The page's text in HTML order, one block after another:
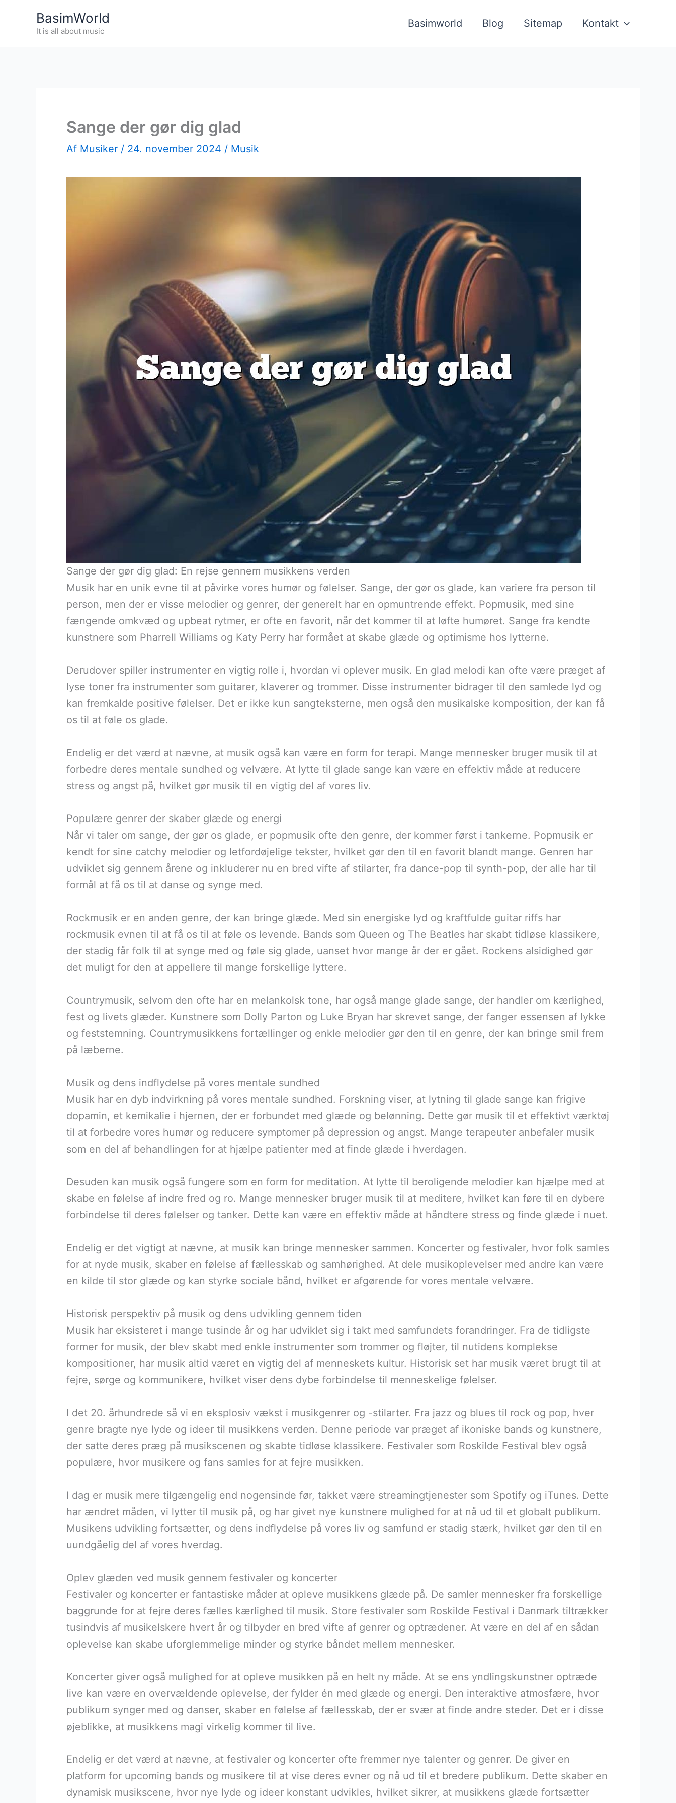
BasimWorld
It is all about music
Basimworld Blog Sitemap Kontakt
Sange der gør dig glad
Af Musiker / 24. november 2024 / Musik
Sange der gør dig glad: En rejse gennem musikkens verden
Musik har en unik evne til at påvirke vores humør og følelser. Sange, der gør os glade, kan variere fra person til
person, men der er visse melodier og genrer, der generelt har en opmuntrende effekt. Popmusik, med sine
fængende omkvæd og upbeat rytmer, er ofte en favorit, når det kommer til at løfte humøret. Sange fra kendte
kunstnere som Pharrell Williams og Katy Perry har formået at skabe glæde og optimisme hos lytterne.
Derudover spiller instrumenter en vigtig rolle i, hvordan vi oplever musik. En glad melodi kan ofte være præget af
lyse toner fra instrumenter som guitarer, klaverer og trommer. Disse instrumenter bidrager til den samlede lyd og
kan fremkalde positive følelser. Det er ikke kun sangteksterne, men også den musikalske komposition, der kan få
os til at føle os glade.
Endelig er det værd at nævne, at musik også kan være en form for terapi. Mange mennesker bruger musik til at
forbedre deres mentale sundhed og velvære. At lytte til glade sange kan være en effektiv måde at reducere
stress og angst på, hvilket gør musik til en vigtig del af vores liv.
Populære genrer der skaber glæde og energi
Når vi taler om sange, der gør os glade, er popmusik ofte den genre, der kommer først i tankerne. Popmusik er
kendt for sine catchy melodier og letfordøjelige tekster, hvilket gør den til en favorit blandt mange. Genren har
udviklet sig gennem årene og inkluderer nu en bred vifte af stilarter, fra dance-pop til synth-pop, der alle har til
formål at få os til at danse og synge med.
Rockmusik er en anden genre, der kan bringe glæde. Med sin energiske lyd og kraftfulde guitar riffs har
rockmusik evnen til at få os til at føle os levende. Bands som Queen og The Beatles har skabt tidløse klassikere,
der stadig får folk til at synge med og føle sig glade, uanset hvor mange år der er gået. Rockens alsidighed gør
det muligt for den at appellere til mange forskellige lyttere.
Countrymusik, selvom den ofte har en melankolsk tone, har også mange glade sange, der handler om kærlighed,
fest og livets glæder. Kunstnere som Dolly Parton og Luke Bryan har skrevet sange, der fanger essensen af lykke
og feststemning. Countrymusikkens fortællinger og enkle melodier gør den til en genre, der kan bringe smil frem
på læberne.
Musik og dens indflydelse på vores mentale sundhed
Musik har en dyb indvirkning på vores mentale sundhed. Forskning viser, at lytning til glade sange kan frigive
dopamin, et kemikalie i hjernen, der er forbundet med glæde og belønning. Dette gør musik til et effektivt værktøj
til at forbedre vores humør og reducere symptomer på depression og angst. Mange terapeuter anbefaler musik
som en del af behandlingen for at hjælpe patienter med at finde glæde i hverdagen.
Desuden kan musik også fungere som en form for meditation. At lytte til beroligende melodier kan hjælpe med at
skabe en følelse af indre fred og ro. Mange mennesker bruger musik til at meditere, hvilket kan føre til en dybere
forbindelse til deres følelser og tanker. Dette kan være en effektiv måde at håndtere stress og finde glæde i nuet.
Endelig er det vigtigt at nævne, at musik kan bringe mennesker sammen. Koncerter og festivaler, hvor folk samles
for at nyde musik, skaber en følelse af fællesskab og samhørighed. At dele musikoplevelser med andre kan være
en kilde til stor glæde og kan styrke sociale bånd, hvilket er afgørende for vores mentale velvære.
Historisk perspektiv på musik og dens udvikling gennem tiden
Musik har eksisteret i mange tusinde år og har udviklet sig i takt med samfundets forandringer. Fra de tidligste
former for musik, der blev skabt med enkle instrumenter som trommer og fløjter, til nutidens komplekse
kompositioner, har musik altid været en vigtig del af menneskets kultur. Historisk set har musik været brugt til at
fejre, sørge og kommunikere, hvilket viser dens dybe forbindelse til menneskelige følelser.
I det 20. århundrede så vi en eksplosiv vækst i musikgenrer og -stilarter. Fra jazz og blues til rock og pop, hver
genre bragte nye lyde og ideer til musikkens verden. Denne periode var præget af ikoniske bands og kunstnere,
der satte deres præg på musikscenen og skabte tidløse klassikere. Festivaler som Roskilde Festival blev også
populære, hvor musikere og fans samles for at fejre musikken.
I dag er musik mere tilgængelig end nogensinde før, takket være streamingtjenester som Spotify og iTunes. Dette
har ændret måden, vi lytter til musik på, og har givet nye kunstnere mulighed for at nå ud til et globalt publikum.
Musikens udvikling fortsætter, og dens indflydelse på vores liv og samfund er stadig stærk, hvilket gør den til en
uundgåelig del af vores hverdag.
Oplev glæden ved musik gennem festivaler og koncerter
Festivaler og koncerter er fantastiske måder at opleve musikkens glæde på. De samler mennesker fra forskellige
baggrunde for at fejre deres fælles kærlighed til musik. Store festivaler som Roskilde Festival i Danmark tiltrækker
tusindvis af musikelskere hvert år og tilbyder en bred vifte af genrer og optrædener. At være en del af en sådan
oplevelse kan skabe uforglemmelige minder og styrke båndet mellem mennesker.
Koncerter giver også mulighed for at opleve musikken på en helt ny måde. At se ens yndlingskunstner optræde
live kan være en overvældende oplevelse, der fylder én med glæde og energi. Den interaktive atmosfære, hvor
publikum synger med og danser, skaber en følelse af fællesskab, der er svær at finde andre steder. Det er i disse
øjeblikke, at musikkens magi virkelig kommer til live.
Endelig er det værd at nævne, at festivaler og koncerter ofte fremmer nye talenter og genrer. De giver en
platform for upcoming bands og musikere til at vise deres evner og nå ud til et bredere publikum. Dette skaber en
dynamisk musikscene, hvor nye lyde og ideer konstant udvikles, hvilket sikrer, at musikkens glæde fortsætter